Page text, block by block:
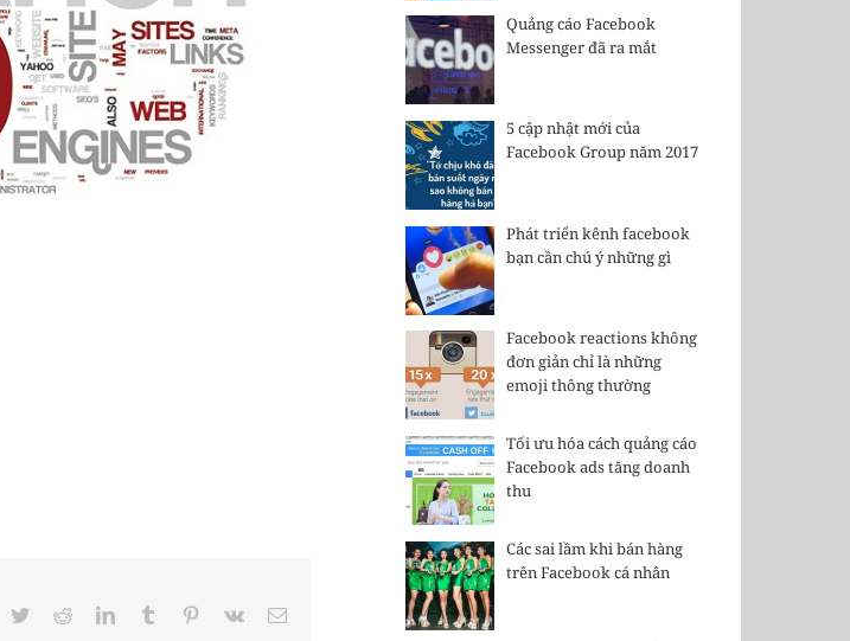
TwitterRedditLinkedInTumblr Pinterest
Vk Email
Quảng cáo Facebook
Messenger đã ra mắt
5 cập nhật mới của
Facebook Group năm 2017
Phát triển kênh facebook
bạn cần chú ý những gì
Facebook reactions không
đơn giản chỉ là những
emoji thông thường
Tối ưu hóa cách quảng cáo
Facebook ads tăng doanh
thu
Các sai lầm khi bán hàng
trên Facebook cá nhân